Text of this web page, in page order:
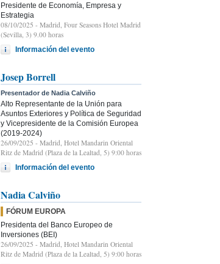
Presidente de Economía, Empresa y
Estrategia
08/10/2025 - Madrid, Four Seasons Hotel Madrid
(Sevilla, 3) 9.00 horas
Información del evento
Josep Borrell
Presentador de Nadia Calviño
Alto Representante de la Unión para
Asuntos Exteriores y Política de Seguridad
y Vicepresidente de la Comisión Europea
(2019-2024)
26/09/2025 - Madrid, Hotel Mandarin Oriental
Ritz de Madrid (Plaza de la Lealtad, 5) 9:00 horas
Información del evento
Nadia Calviño
FÓRUM EUROPA
Presidenta del Banco Europeo de
Inversiones (BEI)
26/09/2025 - Madrid, Hotel Mandarin Oriental
Ritz de Madrid (Plaza de la Lealtad, 5) 9:00 horas